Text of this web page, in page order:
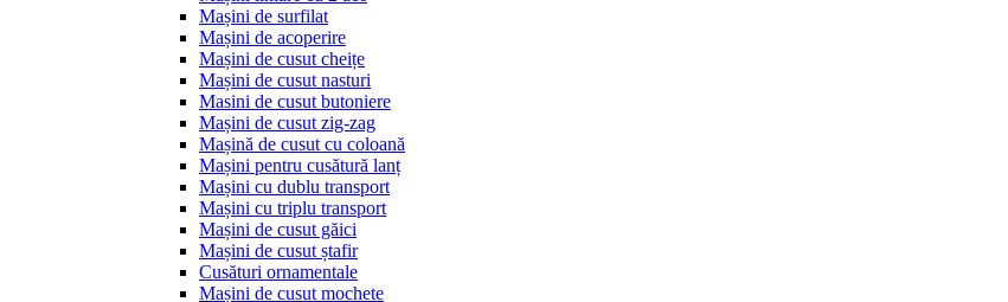
Mașini de surfilat
Mașini de acoperire
Mașini de cusut cheițe
Mașini de cusut nasturi
Masini de cusut butoniere
Mașini de cusut zig-zag
Mașină de cusut cu coloană
Mașini pentru cusătură lanț
Mașini cu dublu transport
Mașini cu triplu transport
Mașini de cusut găici
Mașini de cusut ștafir
Cusături ornamentale
Mașini de cusut mochete